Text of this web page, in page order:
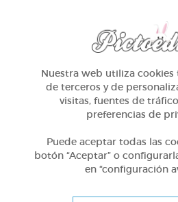
1º Primaria (6-
Nuestra web utiliza cookies
de terceros y de
visitas, fuentes de
preferencias de
Puede aceptar todas las
botón “Aceptar” o
en “configuración